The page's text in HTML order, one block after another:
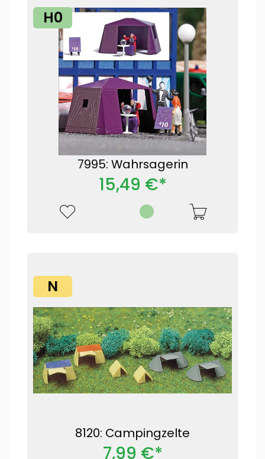
H0
7995: Wahrsagerin
15,49 €*
N
8120: Campingzelte
7,99 €*